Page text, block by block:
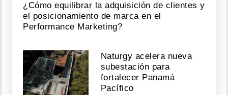
¿Cómo equilibrar la adquisición de clientes y
el posicionamiento de marca en el
Performance Marketing?
Naturgy acelera nueva
subestación para
fortalecer Panamá
Pacífico